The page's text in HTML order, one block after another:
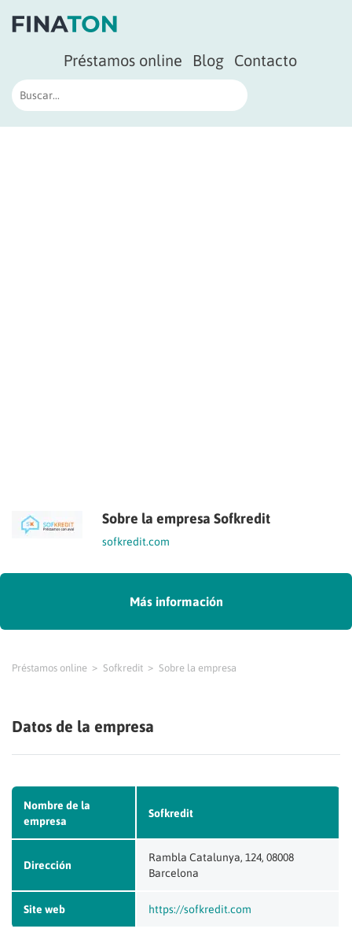
Préstamos online Blog Contacto
Sobre la empresa Sofkredit
sofkredit.com
Más información
Préstamos online Sofkredit Sobre la empresa
Datos de la empresa
Nombre de la
empresa
Sofkredit
Dirección
Rambla Catalunya, 124, 08008
Barcelona
Site web https://sofkredit.com